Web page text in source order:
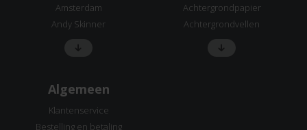
Amsterdam
Andy Skinner
Achtergrondpapier
Achtergrondvellen
Algemeen
Klantenservice
Bestelling en betaling